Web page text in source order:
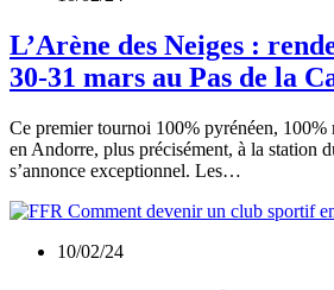
L’Arène des Neiges :
30-31 mars au Pas de la
Ce premier tournoi 100% pyrénéen, 100%
en Andorre, plus précisément, à la station
s’annonce exceptionnel. Les…
10/02/24